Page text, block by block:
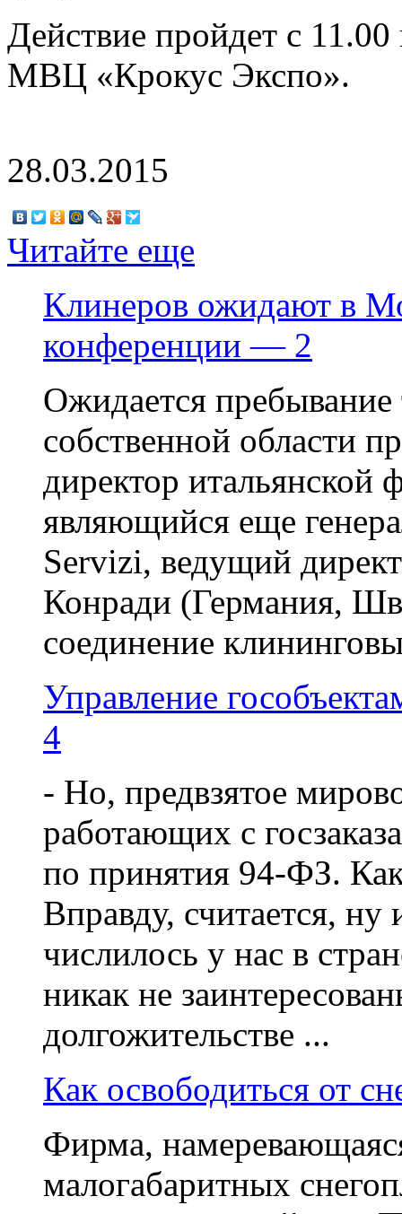
Действие пройдет с
МВЦ «Крокус Экспо».
28.03.2015
Читайте еще
Клинеров ожидают в
конференции — 2
Ожидается
собственной области
директор
являющийся еще
Servizi, ведущий
Конради (Германия,
соединение
Управление
4
- Но, предвзятое
работающих с
по принятия 94-ФЗ.
Вправду, считается, ну
числилось у нас в
никак не
долгожительстве ...
Как освободиться от
Фирма,
малогабаритных